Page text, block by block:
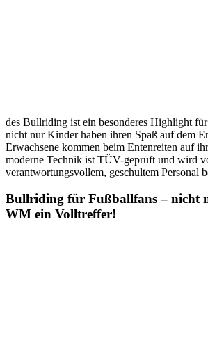
des Bullriding ist ein besonderes Highlight
nicht nur Kinder haben ihren Spaß auf dem
Erwachsene kommen beim Entenreiten auf
moderne Technik ist TÜV-geprüft und wird
verantwortungsvollem, geschultem Personal
Bullriding für Fußballfans – nicht
WM ein Volltreffer!